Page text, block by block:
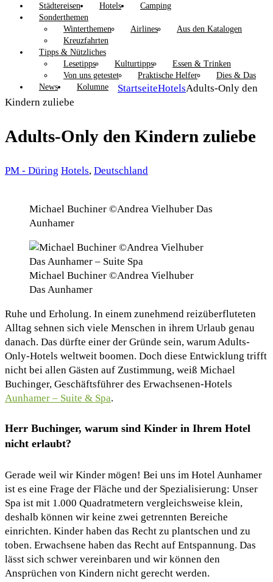
Städtereisen
Hotels
Camping
Sonderthemen
Winterthemen
Airlines
Aus den Katalogen
Kreuzfahrten
Tipps & Nützliches
Lesetipps
Kulturtipps
Essen & Trinken
Von uns getestet
Praktische Helfer
Dies & Das
News
Kolumne StartseiteHotelsAdults-Only den
Kindern zuliebe
Adults-Only den Kindern zuliebe
PM - Düring Hotels, Deutschland
Michael Buchiner ©Andrea Vielhuber Das
Aunhamer
Michael Buchiner ©Andrea Vielhuber
Das Aunhamer
Ruhe und Erholung. In einem zunehmend reizüberfluteten
Alltag sehnen sich viele Menschen in ihrem Urlaub genau
danach. Das dürfte einer der Gründe sein, warum Adults-
Only-Hotels weltweit boomen. Doch diese Entwicklung trifft
nicht bei allen Gästen auf Zustimmung, weiß Michael
Buchinger, Geschäftsführer des Erwachsenen-Hotels
Aunhamer – Suite & Spa.
Herr Buchinger, warum sind Kinder in Ihrem Hotel
nicht erlaubt?
Gerade weil wir Kinder mögen! Bei uns im Hotel Aunhamer
ist es eine Frage der Fläche und der Spezialisierung: Unser
Spa ist mit 1.000 Quadratmetern vergleichsweise klein,
deshalb können wir keine zwei getrennten Bereiche
einrichten. Kinder haben das Recht zu plantschen und zu
toben. Erwachsene haben das Recht auf Entspannung. Das
lässt sich schwer vereinbaren und wir können den
Ansprüchen von Kindern nicht gerecht werden.